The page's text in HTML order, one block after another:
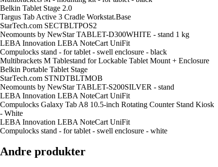
Belkin Tablet Stage 2.0
Targus Tab Active 3 Cradle Workstat.Base
StarTech.com SECTBLTPOS2
Neomounts by NewStar TABLET-D300WHITE - stand 1 kg
LEBA Innovation LEBA NoteCart UniFit
Compulocks stand - for tablet - swell enclosure - black
Multibrackets M Tablestand for Lockable Tablet Mount + Enclosure
Belkin Portable Tablet Stage
StarTech.com STNDTBLTMOB
Neomounts by NewStar TABLET-S200SILVER - stand
LEBA Innovation LEBA NoteCart UniFit
Compulocks Galaxy Tab A8 10.5-inch Rotating Counter Stand Kiosk
- White
LEBA Innovation LEBA NoteCart UniFit
Compulocks stand - for tablet - swell enclosure - white
Andre produkter